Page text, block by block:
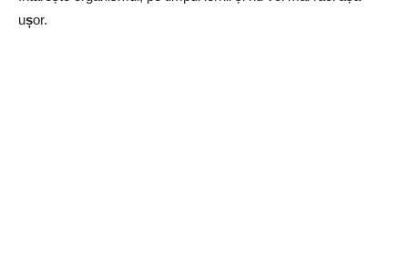
ușor.